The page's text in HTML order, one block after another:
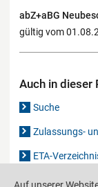
abZ+aBG
gültig vom
Auch in dieser
Suche
Zulassungs-
ETA-
Gutachten-
Auf unserer